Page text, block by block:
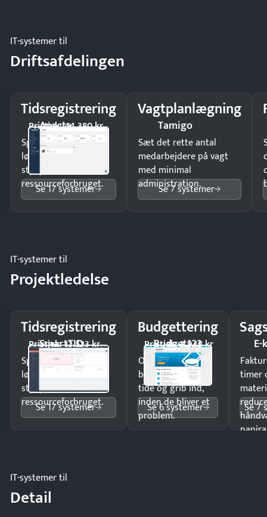
IT-systemer til
Driftsafdelingen
Tidsregistrering
Apacta
Pristjek: 44.380 kr
Spar tid på
lønberegning og få
styr på
ressourceforbruget.
Se 17 systemer
Vagtplanlægning
Tamigo
Sæt det rette antal
medarbejdere på vagt
med minimal
administration.
Se 7 systemer
IT-systemer til
Projektledelse
Tidsregistrering
SmartTID
Pristjek: 12.523 kr
Spar tid på
lønberegning og få
styr på
ressourceforbruget.
Se 17 systemer
Budgettering
Budget123
Pristjek: 3.948 kr
Opdag
budgetafvigelser i
tide og grib ind,
inden de bliver et
problem.
Se 6 systemer
timer
Se 7
IT-systemer til
Detail